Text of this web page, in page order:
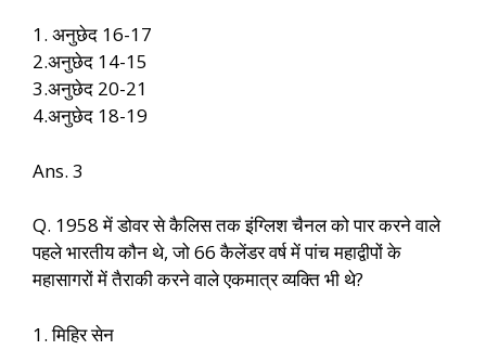
1. अनुछेद 16-17
2.अनुछेद 14-15
3.अनुछेद 20-21
4.अनुछेद 18-19
Ans. 3
Q. 1958 में डोवर से कैलिस तक इंग्लिश चैनल को पार करने वाले
पहले भारतीय कौन थे, जो 66 कैलेंडर वर्ष में पांच महाद्वीपों के
महासागरों में तैराकी करने वाले एकमात्र व्यक्ति भी थे?
1. मिहिर सेन